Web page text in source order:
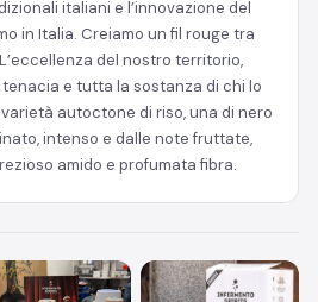
italiani e l’innovazione del
in Italia. Creiamo un fil rouge tra
del nostro territorio,
e tutta la sostanza di chi lo
autoctone di riso, una di nero
intenso e dalle note fruttate,
amido e profumata fibra.